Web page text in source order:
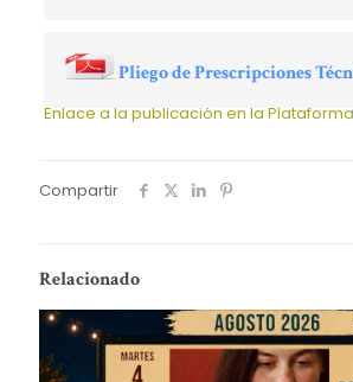
Pliego de Prescripciones
Enlace a la publicación en la
Compartir
Relacionado